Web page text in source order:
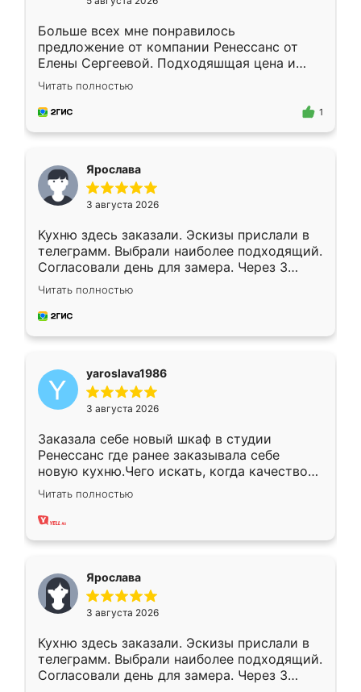
Больше всех мне понравилось
предложение от компании Ренессанс от
Елены Сергеевой. Подходяшщая цена и
короткие сроки изготовления. Приехавший
для замера сотрудник Владислав
предложил по моему эскизу самый
Читать полностью
1
Ярослава
3 августа 2026
Кухню здесь заказали. Эскизы прислали в
телеграмм. Выбрали наиболее подходящий.
Согласовали день для замера. Через 3
недели кухня была уже готова. Остались
довольны работой. Спасибо Ренессанс
мебель за качественную работу!
Читать полностью
yaroslava1986
3 августа 2026
Заказала себе новый шкаф в студии
Ренессанс где ранее заказывала себе
новую кухню.Чего искать, когда качеством
вполне довольна. Служит кухня уже почти
два года, нареканий нет.
Читать полностью
Ярослава
3 августа 2026
Кухню здесь заказали. Эскизы прислали в
телеграмм. Выбрали наиболее подходящий.
Согласовали день для замера. Через 3